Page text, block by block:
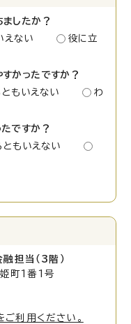
ましたか？
えない
役に立
かったですか？
ともいえない
わ
ですか？
ともいえない
担当（3階）
町1番1号
利用ください。